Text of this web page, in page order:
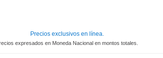
Precios exclusivos en línea.
expresados en Moneda Nacional en montos totales.